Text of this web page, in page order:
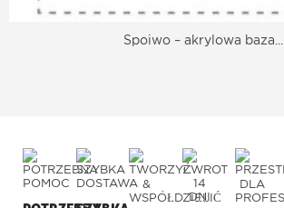
Spoiwo – akrylowa baza...